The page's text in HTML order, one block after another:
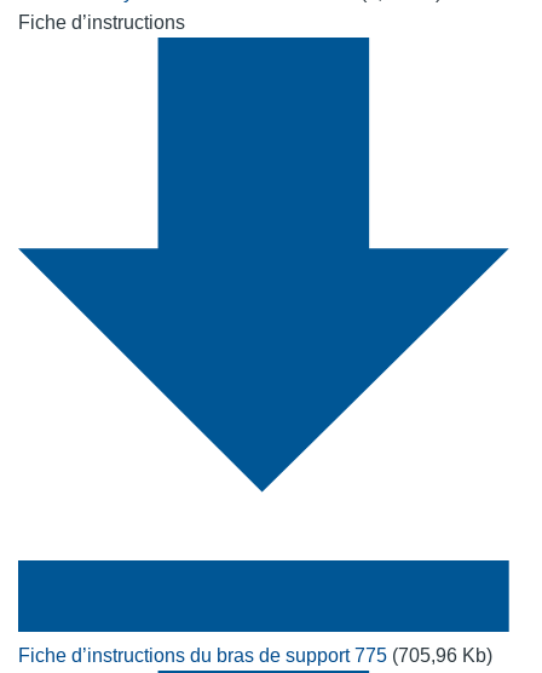
Fiche d’instructions
Fiche d’instructions du bras de support 775 (705,96 Kb)